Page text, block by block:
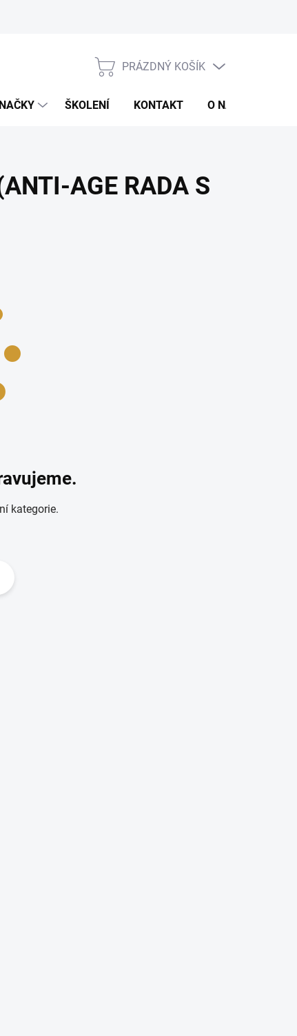
NÁKUPNÍ
PRÁZDNÝ KOŠÍK
ŠKOLENÍ KONTAKT O NÁS
AGE RADA S
kategorie.